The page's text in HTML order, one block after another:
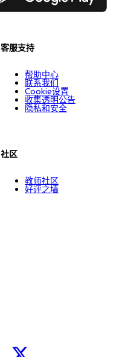
客服支持
帮助中心
联系我们
Cookie设置
收集透明公告
隐私和安全
社区
教师社区
好评之墙
X